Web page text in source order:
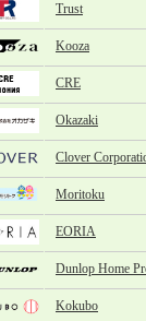
Trust
Kooza
CRE
Okazaki
Clover
Moritoku
EORIA
Dunlop Home
Kokubo